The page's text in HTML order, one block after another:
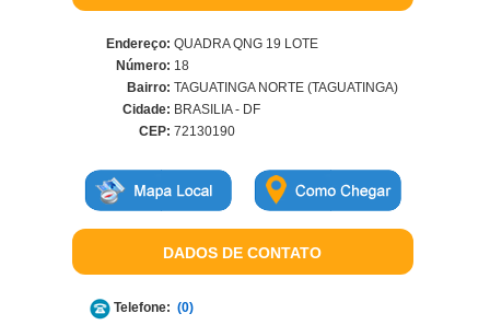
Endereço: QUADRA QNG 19 LOTE
Número: 18
Bairro: TAGUATINGA NORTE (TAGUATINGA)
Cidade: BRASILIA - DF
CEP: 72130190
DADOS DE CONTATO
Telefone: (0)